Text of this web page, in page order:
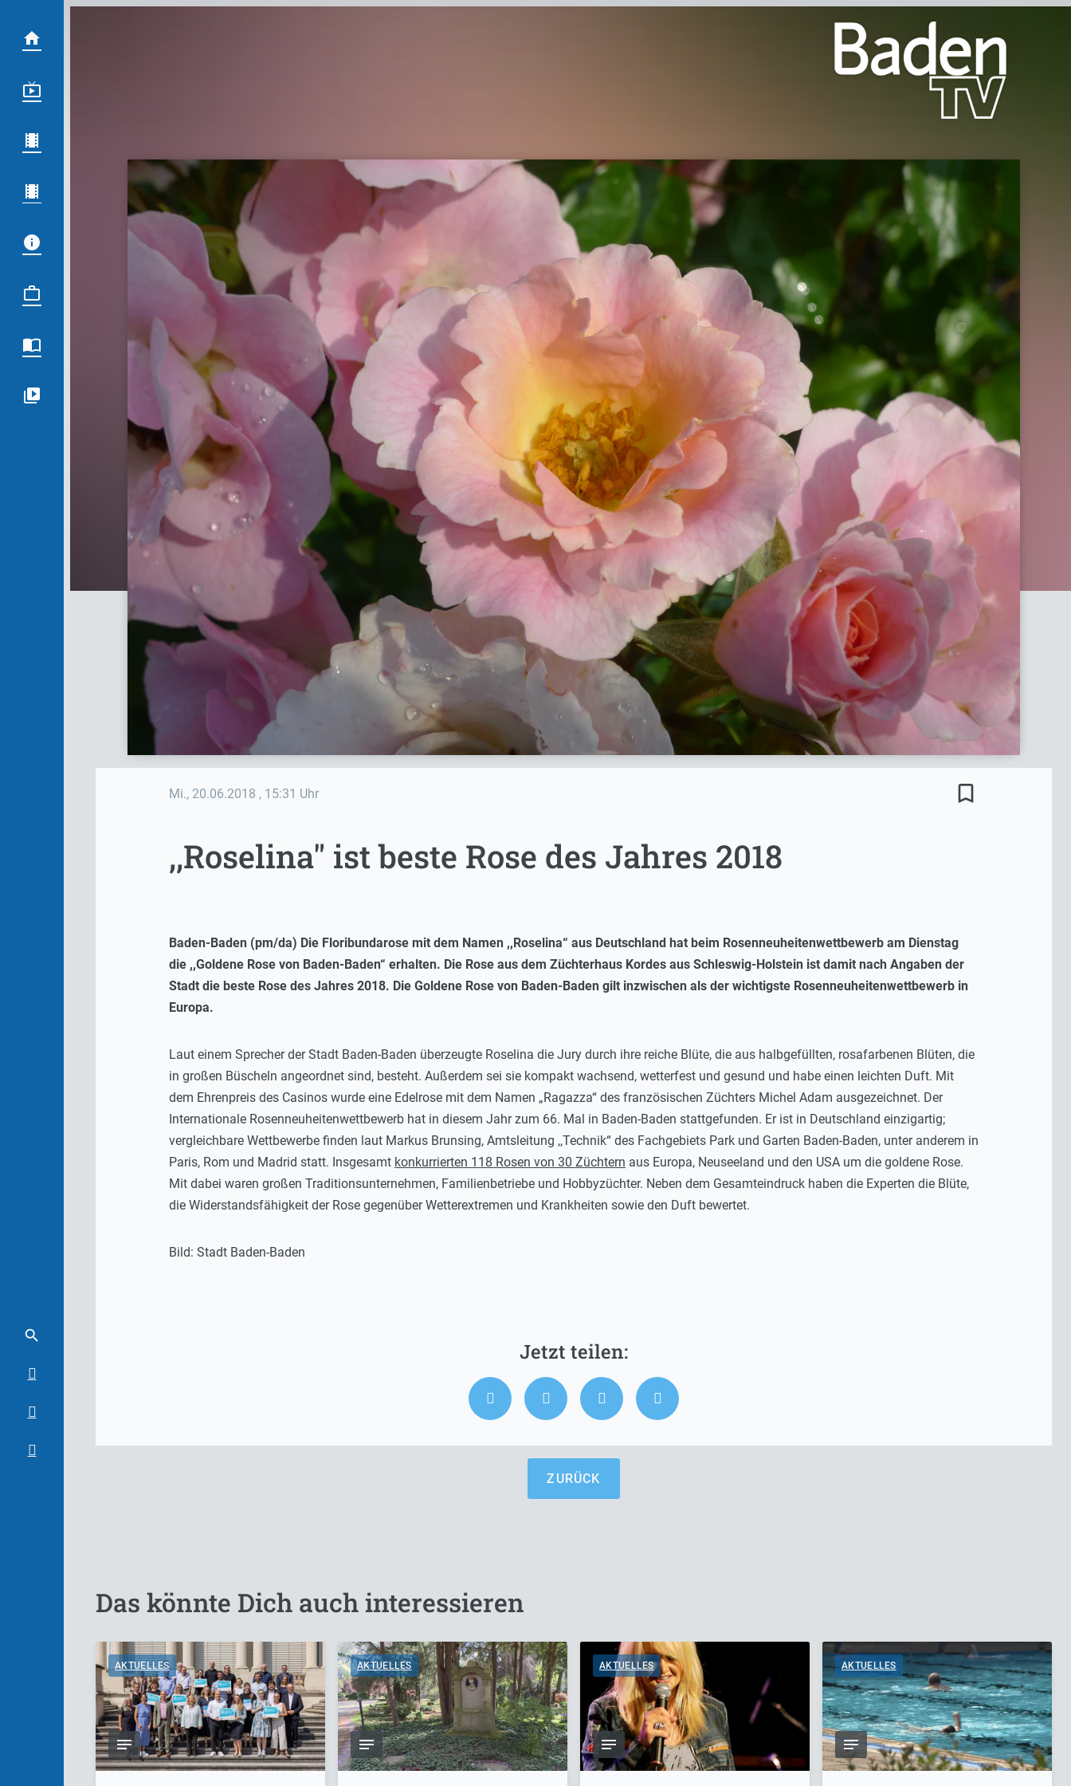
Mi., 20.06.2018 , 15:31 Uhr bookmark_border
,,Roselina" ist beste Rose des Jahres 2018
Baden-Baden (pm/da) Die Floribundarose mit dem Namen ,,Roselina“ aus Deutschland hat beim Rosenneuheitenwettbewerb am Dienstag
die ,,Goldene Rose von Baden-Baden“ erhalten. Die Rose aus dem Züchterhaus Kordes aus Schleswig-Holstein ist damit nach Angaben der
Stadt die beste Rose des Jahres 2018. Die Goldene Rose von Baden-Baden gilt inzwischen als der wichtigste Rosenneuheitenwettbewerb in
Europa.
Laut einem Sprecher der Stadt Baden-Baden überzeugte Roselina die Jury durch ihre reiche Blüte, die aus halbgefüllten, rosafarbenen Blüten, die
in großen Büscheln angeordnet sind, besteht. Außerdem sei sie kompakt wachsend, wetterfest und gesund und habe einen leichten Duft. Mit
dem Ehrenpreis des Casinos wurde eine Edelrose mit dem Namen „Ragazza“ des französischen Züchters Michel Adam ausgezeichnet. Der
Internationale Rosenneuheitenwettbewerb hat in diesem Jahr zum 66. Mal in Baden-Baden stattgefunden. Er ist in Deutschland einzigartig;
vergleichbare Wettbewerbe finden laut Markus Brunsing, Amtsleitung ,,Technik“ des Fachgebiets Park und Garten Baden-Baden, unter anderem in
Paris, Rom und Madrid statt. Insgesamt konkurrierten 118 Rosen von 30 Züchtern aus Europa, Neuseeland und den USA um die goldene Rose.
Mit dabei waren großen Traditionsunternehmen, Familienbetriebe und Hobbyzüchter. Neben dem Gesamteindruck haben die Experten die Blüte,
die Widerstandsfähigkeit der Rose gegenüber Wetterextremen und Krankheiten sowie den Duft bewertet.
Bild: Stadt Baden-Baden
ZURÜCK
Das könnte Dich auch interessieren
AKTUELLES AKTUELLES AKTUELLES AKTUELLES